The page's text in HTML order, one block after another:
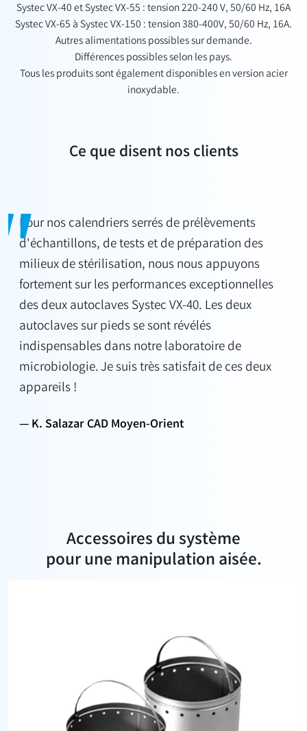
Systec VX-40 et Systec VX-55 : tension 220-240 V, 50/60 Hz, 16A
Systec VX-65 à Systec VX-150 : tension 380-400V, 50/60 Hz, 16A.
Autres alimentations possibles sur demande.
Différences possibles selon les pays.
Tous les produits sont également disponibles en version acier
inoxydable.
Ce que disent nos clients
Pour nos calendriers serrés de prélèvements
d'échantillons, de tests et de préparation des
milieux de stérilisation, nous nous appuyons
fortement sur les performances exceptionnelles
des deux autoclaves Systec VX-40. Les deux
autoclaves sur pieds se sont révélés
indispensables dans notre laboratoire de
microbiologie. Je suis très satisfait de ces deux
appareils !
K. Salazar CAD Moyen-Orient
Accessoires du système
pour une manipulation aisée.